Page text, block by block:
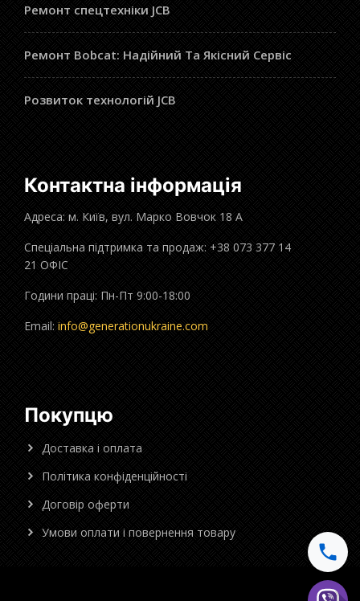
Ремонт спецтехніки JCB
Ремонт Bobcat: Надійний Та Якісний Сервіс
Розвиток технологій JCB
Контактна інформація
Адреса: м. Київ, вул. Марко Вовчок 18 А
Спеціальна підтримка та продаж: +38 073 377 14
21 ОФІС
Години праці: Пн-Пт 9:00-18:00
Email: info@generationukraine.com
Покупцю
Доставка і оплата
Політика конфіденційності
Договір оферти
Умови оплати і повернення товару